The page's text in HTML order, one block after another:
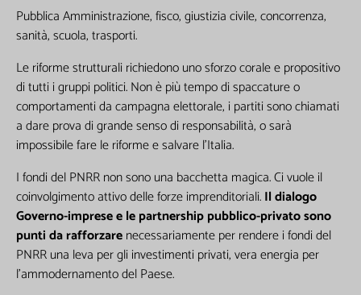
Pubblica Amministrazione, fisco, giustizia civile, concorrenza,
sanità, scuola, trasporti.
Le riforme strutturali richiedono uno sforzo corale e propositivo
di tutti i gruppi politici. Non è più tempo di spaccature o
comportamenti da campagna elettorale, i partiti sono chiamati
a dare prova di grande senso di responsabilità, o sarà
impossibile fare le riforme e salvare l’Italia.
I fondi del PNRR non sono una bacchetta magica. Ci vuole il
coinvolgimento attivo delle forze imprenditoriali.Il dialogo
Governo-imprese e le partnership pubblico-privato sono
punti da rafforzarenecessariamente per rendere i fondi del
PNRR una leva per gli investimenti privati, vera energia per
l’ammodernamento del Paese.
Lasciaci la tua Email per ricevere contenuti
esclusivi o in anteprima